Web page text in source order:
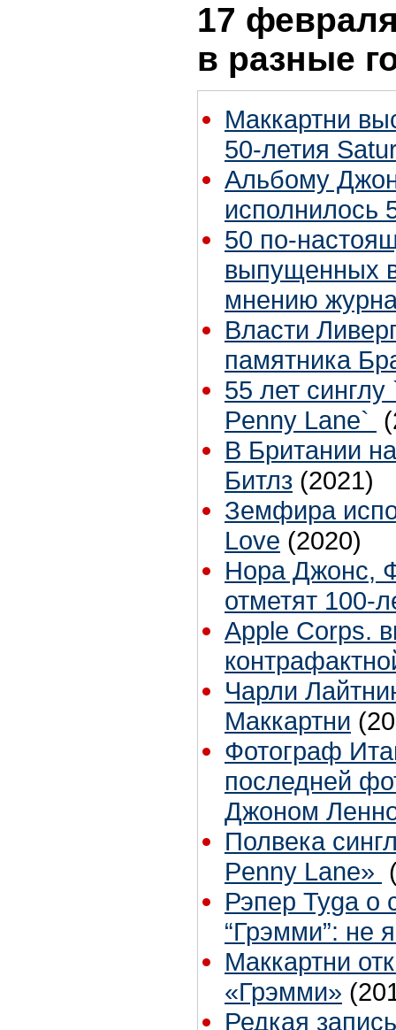
17
в разные
Маккартни
50-летия
Альбому
исполнилось
50 по-
выпущенных
мнению
Власти
памятника
55 лет
Penny Lane`
В Британии
Битлз (2021)
Земфира
Love (2020)
Нора Джонс,
отметят 100-
Apple Corps.
Чарли
Маккартни
Фотограф
последней
Джоном
Полвека
Penny Lane»
Рэпер Tyga о
“Грэмми”: не
Маккартни
«Грэмми»
Редкая